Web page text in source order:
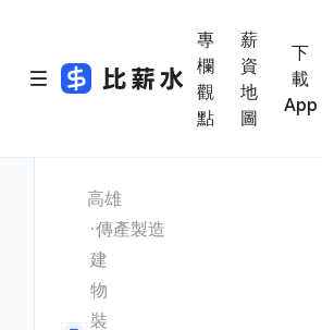
專
欄
觀
點
薪
資
地
圖
下
載
App
高雄
傳產製造
建
物
裝